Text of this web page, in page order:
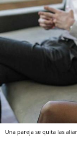
Una pareja se quita las